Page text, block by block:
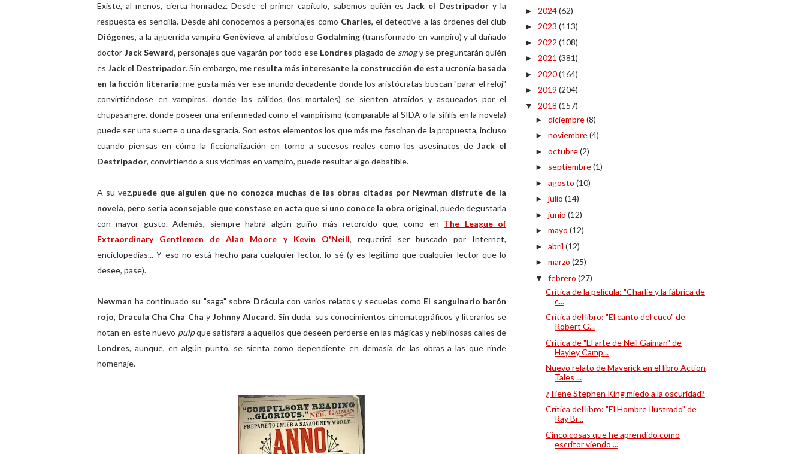
Existe, al menos, cierta honradez. Desde el primer capítulo, sabemos quién esJack el Destripador y la
respuesta es sencilla. Desde ahí conocemos a personajes como Charles, el detective a las órdenes del club
Diógenes, a la aguerrida vampira Genèvieve, al ambicioso Godalming(transformado en vampiro) y al dañado
doctor Jack Seward, personajes que vagarán por todo ese Londres plagado de smogy se preguntarán quién
esJack el Destripador. Sin embargo, me resulta más interesante la construcción de esta ucronía basada
en la ficción literaria: me gusta más ver ese mundo decadente donde los aristócratas buscan "parar el reloj"
convirtiéndose en vampiros, donde los cálidos (los mortales) se sienten atraídos y asqueados por el
chupasangre, donde poseer una enfermedad como el vampirismo (comparable al SIDA o la sífilis en la novela)
puede ser una suerte o una desgracia. Son estos elementos los que más me fascinan de la propuesta, incluso
cuando piensas en cómo la ficcionalización en torno a sucesos reales como los asesinatos deJack el
Destripador, convirtiendo a sus víctimas en vampiro, puede resultar algo debatible.
A su vez,puede que alguien que no conozca muchas de las obras citadas por Newman disfrute de la
novela, pero sería aconsejable que constase en acta que si uno conoce la obra original,puede degustarla
con mayor gusto. Además, siempre habrá algún guiño más retorcido que, como en The League of
Extraordinary Gentlemen de Alan Moore y Kevin O'Neill, requerirá ser buscado por Internet,
enciclopedias... Y eso no está hecho para cualquier lector, lo sé (y es legítimo que cualquier lector que lo
desee, pase).
Newman ha continuado su "saga" sobre Drácula con varios relatos y secuelas como El sanguinario barón
rojo, Dracula Cha Cha Cha y Johnny Alucard. Sin duda, sus conocimientos cinematográficos y literarios se
notan en este nuevo pulpque satisfará a aquellos que deseen perderse en las mágicas y neblinosas calles de
Londres, aunque, en algún punto, se sienta como dependiente en demasía de las obras a las que rinde
homenaje.
► 2024(62)
► 2023 (113)
► 2022 (108)
► 2021 (381)
► 2020(164)
► 2019 (204)
▼ 2018 (157)
► diciembre(8)
► noviembre(4)
► octubre(2)
► septiembre(1)
► agosto (10)
► julio (14)
► junio (12)
► mayo (12)
► abril (12)
► marzo (25)
▼ febrero (27)
Crítica de la película: "Charlie y la fábrica de
c...
Crítica del libro: "El canto del cuco" de
Robert G...
Crítica de "El arte de Neil Gaiman" de
Hayley Camp...
Nuevo relato de Maverick en el libro Action
Tales ...
¿Tiene Stephen King miedo a la oscuridad?
Crítica del libro: "El Hombre Ilustrado" de
Ray Br...
Cinco cosas que he aprendido como
escritor viendo ...